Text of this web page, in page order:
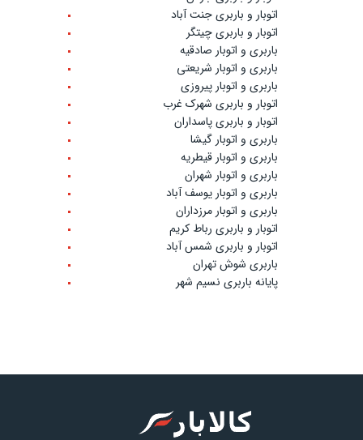
اتوبار و باربری جنت آباد
اتوبار و باربری چیتگر
باربری و اتوبار صادقیه
باربری و اتوبار شریعتی
باربری و اتوبار پیروزی
اتوبار و باربری شهرک غرب
اتوبار و باربری پاسداران
باربری و اتوبار گیشا
باربری و اتوبار قیطریه
باربری و اتوبار شهران
باربری و اتوبار یوسف آباد
باربری و اتوبار مرزداران
اتوبار و باربری رباط کریم
اتوبار و باربری شمس آباد
باربری شوش تهران
پایانه باربری نسیم شهر